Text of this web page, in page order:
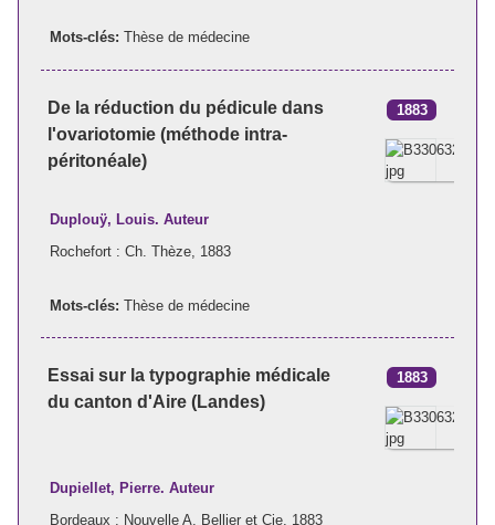
Mots-clés: Thèse de médecine
De la réduction du pédicule dans
l'ovariotomie (méthode intra-
péritonéale)
1883
Duplouÿ, Louis. Auteur
Rochefort : Ch. Thèze, 1883
Mots-clés: Thèse de médecine
Essai sur la typographie médicale
du canton d'Aire (Landes)
1883
Dupiellet, Pierre. Auteur
Bordeaux : Nouvelle A. Bellier et Cie, 1883